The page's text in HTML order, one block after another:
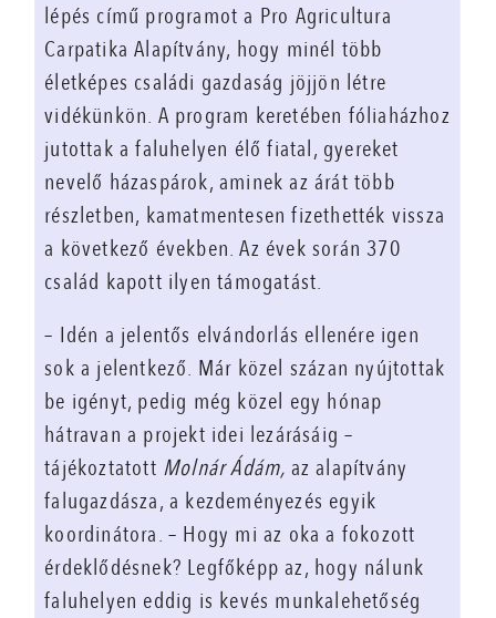
lépés című programot a Pro Agricultura
Carpatika Alapítvány, hogy minél több
életképes családi gazdaság jöjjön létre
vidékünkön. A program keretében fóliaházhoz
jutottak a faluhelyen élő fiatal, gyereket
nevelő házaspárok, aminek az árát több
részletben, kamatmentesen fizethették vissza
a következő években. Az évek során 370
család kapott ilyen támogatást.
– Idén a jelentős elvándorlás ellenére igen
sok a jelentkező. Már közel százan nyújtottak
be igényt, pedig még közel egy hónap
hátravan a projekt idei lezárásáig –
tájékoztatott Molnár Ádám, az alapítvány
falugazdásza, a kezdeményezés egyik
koordinátora. – Hogy mi az oka a fokozott
érdeklődésnek? Legfőképp az, hogy nálunk
faluhelyen eddig is kevés munkalehetőség